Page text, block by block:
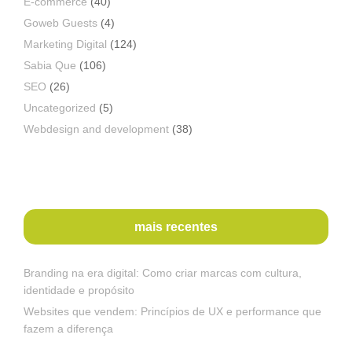
Goweb Guests (4)
Marketing Digital (124)
Sabia Que (106)
SEO (26)
Uncategorized (5)
Webdesign and development (38)
mais recentes
Branding na era digital: Como criar marcas com cultura,
identidade e propósito
Websites que vendem: Princípios de UX e performance que
fazem a diferença